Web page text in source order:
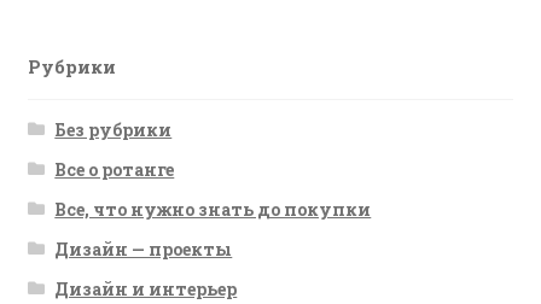
Рубрики
Без рубрики
Все о ротанге
Все, что нужно знать до покупки
Дизайн — проекты
Дизайн и интерьер